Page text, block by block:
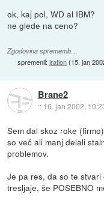
ok, kaj pol, WD al IBM?
ne glede na ceno?
Zgodovina sprememb…
spremenil:iration(15. jan
Brane2
:: 16. jan 2002,
Sem dal skoz roke
so več ali manj delali
problemov.
Je pa res, da so te
tresljaje, še POSEBNO